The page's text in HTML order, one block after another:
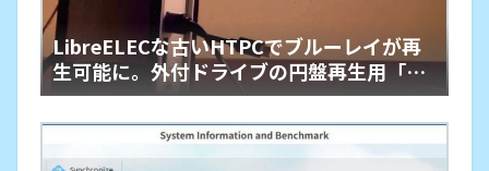
LibreELECな古いHTPCでブルーレイが再
生可能に。外付ドライブの円盤再生用「艦
橋」という余生